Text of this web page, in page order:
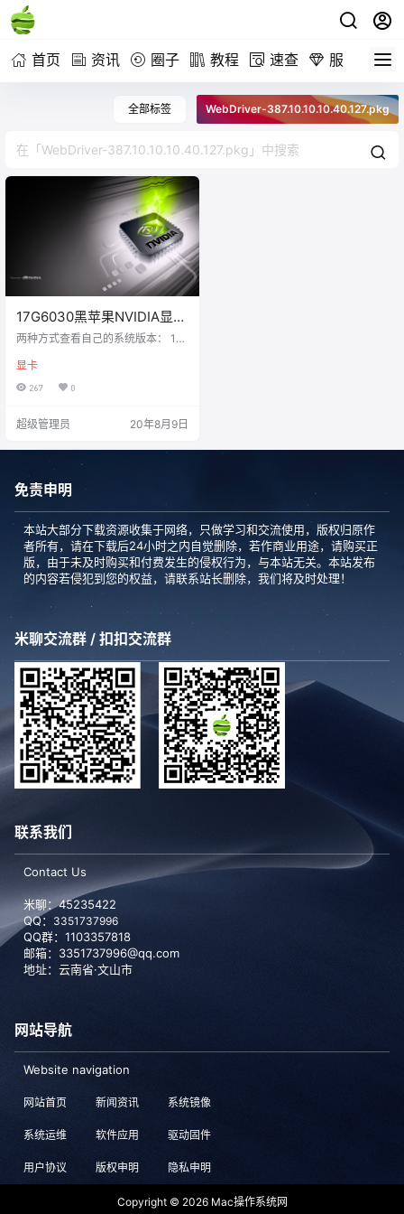
首页 资讯 圈子 教程 速查 服务
全部标签 WebDriver-387.10.10.10.40.127.pkg
17G6030黑苹果NVIDIA显卡
驱动WebDriver-
载
两种方式查看自己的系统版本： 1、
> 概览 -> （版本）文字上左键点击
一下即可显示； 2、单击左上角苹果
装的系统版本。 该文件适用于苹果
前请注意该文件是否与之系统版本
对应，若不对应则无法进行…
显卡
267 0
超级管理员 20年8月9日
免责申明
本站大部分下载资源收集于网络，只做学习和交流使用，版权归原作
者所有，请在下载后24小时之内自觉删除，若作商业用途，请购买正
版，由于未及时购买和付费发生的侵权行为，与本站无关。本站发布
的内容若侵犯到您的权益，请联系站长删除，我们将及时处理！
米聊交流群 / 扣扣交流群
联系我们
Contact Us
米聊：45235422
QQ： 3351737996
QQ群：1103357818
邮箱：3351737996@qq.com
地址：云南省·文山市
网站导航
Website navigation
网站首页 新闻资讯 系统镜像
系统运维 软件应用 驱动固件
用户协议 版权申明 隐私申明
Copyright © 2026Mac操作系统网